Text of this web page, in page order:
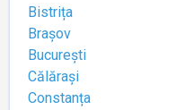
Bistrița
Brașov
București
Călărași
Constanța